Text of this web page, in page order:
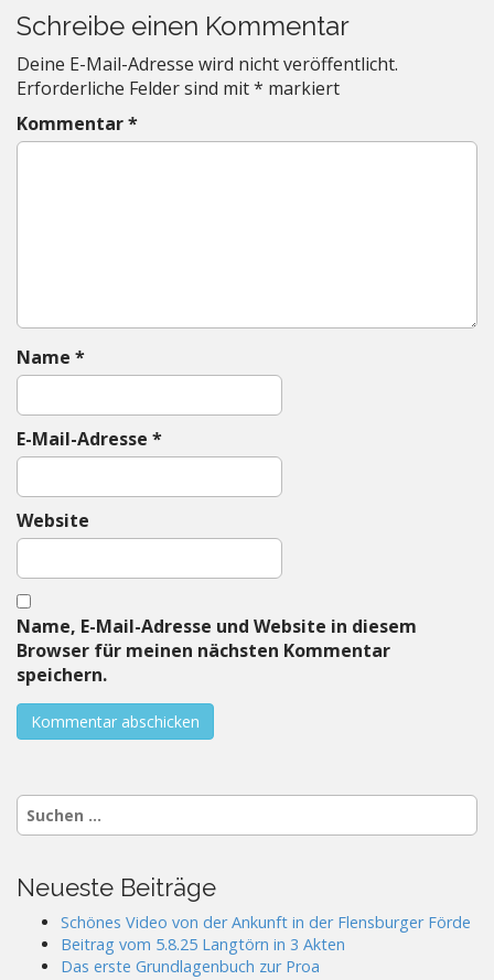
s
t
n
a
v
n
Schreibe einen Kommentar
Deine E-Mail-Adresse wird nicht veröffentlicht.
Erforderliche Felder sind mit* markiert
Kommentar*
Name *
E-Mail-Adresse *
Website
Name, E-Mail-Adresse und Website in diesem
Browser für meinen nächsten Kommentar
speichern.
Suchen
nach:
Neueste Beiträge
Schönes Video von der Ankunft in der Flensburger Förde
Beitrag vom 5.8.25 Langtörn in 3 Akten
Das erste Grundlagenbuch zur Proa